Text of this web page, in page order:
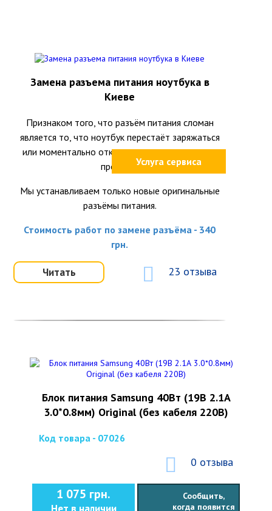
Услуга сервиса
Замена разъема питания ноутбука в
Киеве
Признаком того, что разъём питания сломан
является то, что ноутбук перестаёт заряжаться
или моментально отключается при шевелении
провода.
Мы устанавливаем только новые оригинальные
разъёмы питания.
Стоимость работ по замене разъёма - 340
грн.
Читать 23 отзыва
Блок питания Samsung 40Вт (19В 2.1А
3.0*0.8мм) Original (без кабеля 220В)
Код товара - 07026
0 отзыва
1 075 грн.
Сообщить,
когда появится